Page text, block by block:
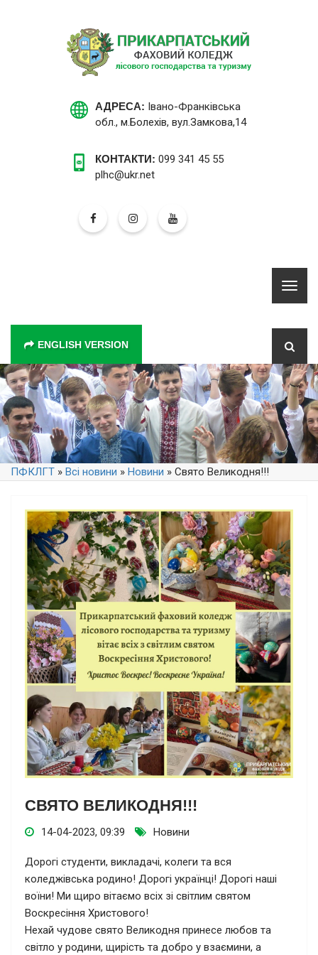
АДРЕСА: Івано-Франківська
обл., м.Болехів, вул.Замкова,14
КОНТАКТИ: 099 341 45 55
plhc@ukr.net
ENGLISH VERSION
ПФКЛГТ » Всі новини » Новини » Свято Великодня!!!
СВЯТО ВЕЛИКОДНЯ!!!
14-04-2023, 09:39 Новини
Дорогі студенти, викладачі, колеги та вся
коледжівська родино! Дорогі українці! Дорогі наші
воїни! Ми щиро вітаємо всіх зі світлим святом
Воскресіння Христового!
Нехай чудове свято Великодня принесе любов та
світло у родини, щирість та добро у взаємини, а